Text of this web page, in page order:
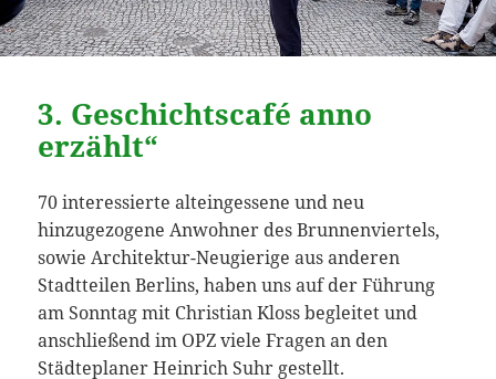
3. Geschichtscafé anno
erzählt“
70 interessierte alteingessene und neu
hinzugezogene Anwohner des Brunnenviertels,
sowie Architektur-Neugierige aus anderen
Stadtteilen Berlins, haben uns auf der Führung
am Sonntag mit Christian Kloss begleitet und
anschließend im OPZ viele Fragen an den
Städteplaner Heinrich Suhr gestellt.